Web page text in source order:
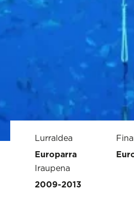
Lurraldea
Europarra
Iraupena
2009-2013